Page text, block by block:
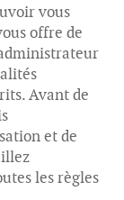
vous
offre de
Avant de
et de
les règles